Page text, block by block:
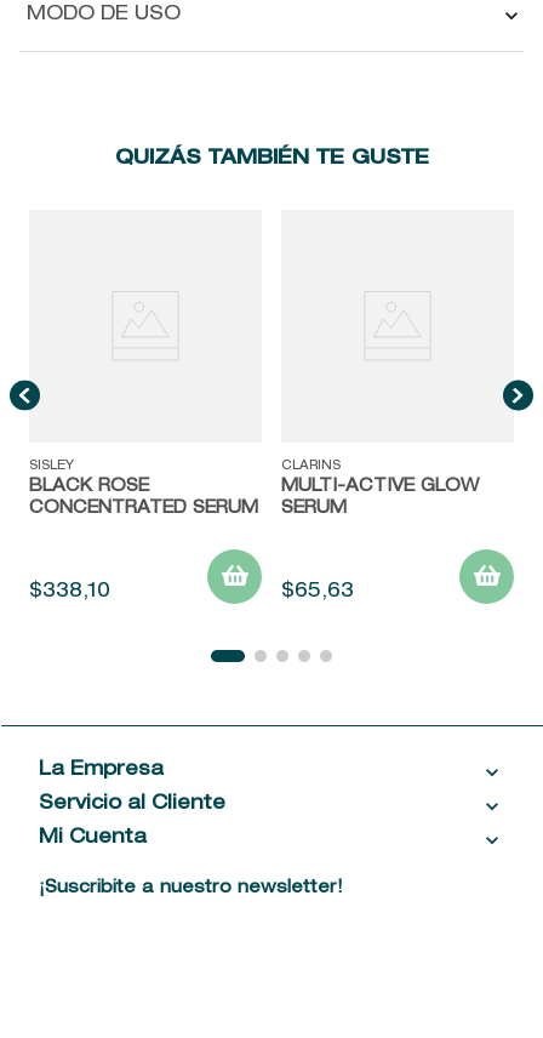
MODO DE USO
QUIZÁS TAMBIÉN TE GUSTE
SISLEY
BLACK ROSE
CONCENTRATED SERUM
$338,10
CLARINS
MULTI-ACTIVE GLOW
SERUM
$65,63
La Empresa
Acerca de las Fragancias
Ventas al por mayor
Política de entrega
Servicio al Cliente
Contáctanos
Mi Cuenta
¡Suscribite a nuestro newsletter!